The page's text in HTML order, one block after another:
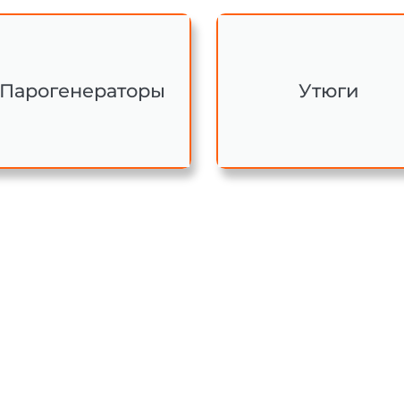
Парогенераторы Утюги